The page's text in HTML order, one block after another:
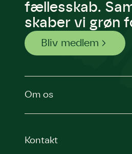
fællesskab.
skaber vi grøn
Bliv medlem
Om os
Kontakt